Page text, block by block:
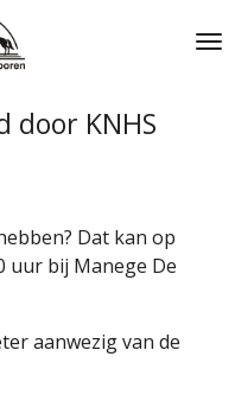
door KNHS
Dat kan op
uur bij Manege De
aanwezig van de